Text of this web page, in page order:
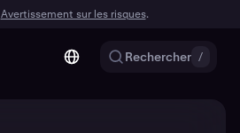
Avertissement sur les risques.
Rechercher /